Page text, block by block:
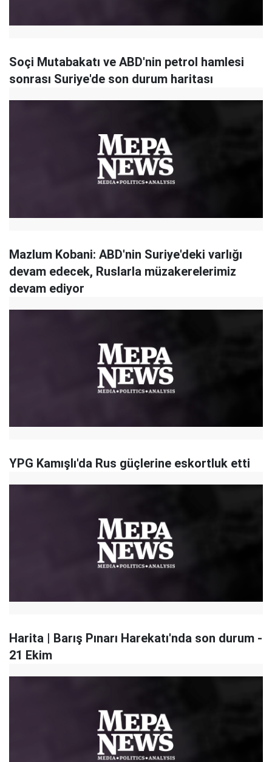
Soçi Mutabakatı ve ABD'nin petrol hamlesi
sonrası Suriye'de son durum haritası
Mazlum Kobani: ABD'nin Suriye'deki varlığı
devam edecek, Ruslarla müzakerelerimiz
devam ediyor
YPG Kamışlı'da Rus güçlerine eskortluk etti
Harita | Barış Pınarı Harekatı'nda son durum -
21 Ekim